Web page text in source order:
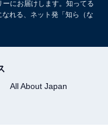
にお届けします。知ってる
れる、ネット発「知ら（な
All About Japan